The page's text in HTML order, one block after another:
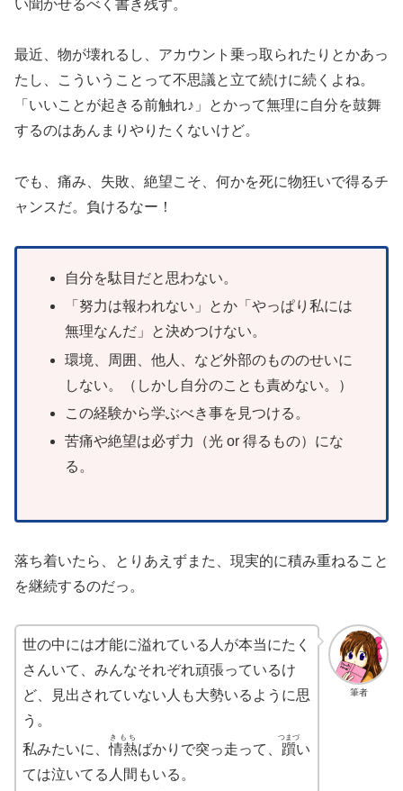
い聞かせるべく書き残す。
最近、物が壊れるし、アカウント乗っ取られたりとかあっ
たし、こういうことって不思議と立て続けに続くよね。
「いいことが起きる前触れ♪」とかって無理に自分を鼓舞
するのはあんまりやりたくないけど。
でも、痛み、失敗、絶望こそ、何かを死に物狂いで得るチ
ャンスだ。負けるなー！
自分を駄目だと思わない。
「努力は報われない」とか「やっぱり私には
無理なんだ」と決めつけない。
環境、周囲、他人、など外部のもののせいに
しない。（しかし自分のことも責めない。）
この経験から学ぶべき事を見つける。
苦痛や絶望は必ず力（光 or 得るもの）にな
る。
落ち着いたら、とりあえずまた、現実的に積み重ねること
を継続するのだっ。
筆者
世の中には才能に溢れている人が本当にたく
さんいて、みんなそれぞれ頑張っているけ
ど、見出されていない人も大勢いるように思
う。
私みたいに、情熱
きもち
ばかりで突っ走って、 躓
つまづ
い
ては泣いてる人間もいる。